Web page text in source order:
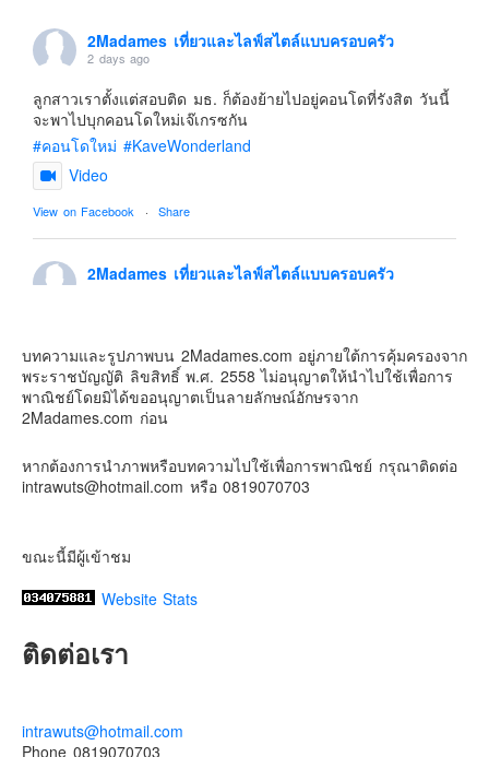
อเมริกา
ร้านอร่อย
บทความครอบครัว
Beauty Review
รีวิวสายการบิน
Products & Applications
About Us
2Madames เที่ยวและไลฟ์สไตล์แบบครอบครัว
2 days ago
ลูกสาวเราตั้งแต่สอบติด มธ. ก็ต้องย้ายไปอยู่คอนโดที่รังสิต วันนี้
จะพาไปบุกคอนโดใหม่เจ๊เกรซกัน
#คอนโดใหม่ #KaveWonderland
Video
View on Facebook · Share
2Madames เที่ยวและไลฟ์สไตล์แบบครอบครัว
ปล. ขอบคุณเสื้อทีมน่ารักๆจากBabyLovett เสื้อผ้าเด็ก
#รักใครให้พาไปดิสนีย์แลนด์ #hongkongdisneyland
#discoverhongkong #hongkongsummerfu
Photo
View on Facebook
บทความและรูปภาพบน 2Madames.com อยู่ภายใต้การคุ้มครองจาก
พระราชบัญญัติ ลิขสิทธิ์ พ.ศ. 2558 ไม่อนุญาตให้นำไปใช้เพื่อการ
พาณิชย์โดยมิได้ขออนุญาตเป็นลายลักษณ์อักษรจาก
2Madames.com ก่อน
หากต้องการนำภาพหรือบทความไปใช้เพื่อการพาณิชย์ กรุณาติดต่อ
intrawuts@hotmail.com หรือ 0819070703
ขณะนี้มีผู้เข้าชม
Website Stats
ติดต่อเรา
intrawuts@hotmail.com
Phone 0819070703